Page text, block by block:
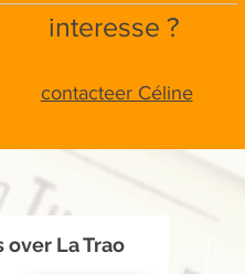
interesse ?
contacteer Céline
La Trao